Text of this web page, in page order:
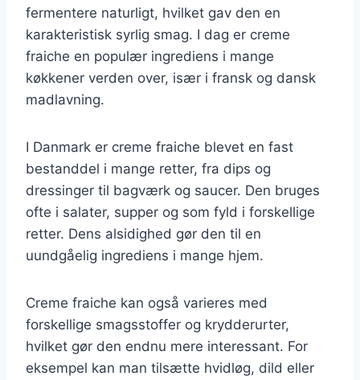
fermentere naturligt, hvilket gav den en
karakteristisk syrlig smag. I dag er creme
fraiche en populær ingrediens i mange
køkkener verden over, især i fransk og dansk
madlavning.
I Danmark er creme fraiche blevet en fast
bestanddel i mange retter, fra dips og
dressinger til bagværk og saucer. Den bruges
ofte i salater, supper og som fyld i forskellige
retter. Dens alsidighed gør den til en
uundgåelig ingrediens i mange hjem.
Creme fraiche kan også varieres med
forskellige smagsstoffer og krydderurter,
hvilket gør den endnu mere interessant. For
eksempel kan man tilsætte hvidløg, dild eller